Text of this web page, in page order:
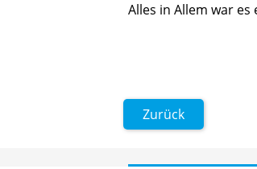
Alles in Allem war
Zurück